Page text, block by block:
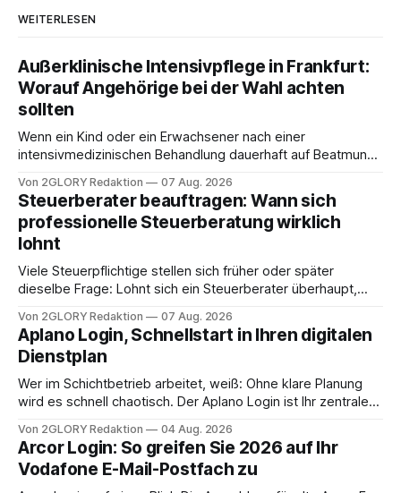
WEITERLESEN
Außerklinische Intensivpflege in Frankfurt:
Worauf Angehörige bei der Wahl achten
sollten
Wenn ein Kind oder ein Erwachsener nach einer
intensivmedizinischen Behandlung dauerhaft auf Beatmung
angewiesen ist, stellt sich für Familien eine schwierige
Frage: Muss die Versorgung dauerhaft in der Klinik bleiben –
oder ist ein Leben zu Hause möglich? Die außerklinische
Intensivpflege bietet genau diese Alternative: Sie
Von 2GLORY Redaktion 07 Aug. 2026
Steuerberater beauftragen: Wann sich
professionelle Steuerberatung wirklich
lohnt
Viele Steuerpflichtige stellen sich früher oder später
dieselbe Frage: Lohnt sich ein Steuerberater überhaupt,
erledigen? Die kurze Antwort: Bei einfachen
Einkommensverhältnissen reicht häufig eine Steuersoftware
aus – sobald jedoch mehrere Einkunftsarten
zusammentreffen oder größere finanzielle Veränderungen
anstehen, zahlt sich professionelle Unterstützung meist
Von 2GLORY Redaktion 07 Aug. 2026
Aplano Login, Schnellstart in Ihren digitalen
Dienstplan
Wer im Schichtbetrieb arbeitet, weiß: Ohne klare Planung
wird es schnell chaotisch. Der Aplano Login ist Ihr zentraler
abwesenheiten und die gesamte kommunikation rund um
Ihr personal digital zu organisieren. In diesem Leitfaden
erfahren Sie alles, was Sie für einen reibungslosen Einstieg
Von 2GLORY Redaktion 04 Aug. 2026
Arcor Login: So greifen Sie 2026 auf Ihr
Vodafone E-Mail-Postfach zu